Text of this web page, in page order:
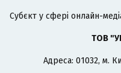
Cубєкт у сфері онлайн-
ТОВ
Адреса: 01032, м.